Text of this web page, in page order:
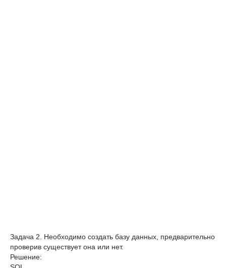
Задача 2. Необходимо создать базу данных, предварительно
проверив существует она или нет.
Решение: